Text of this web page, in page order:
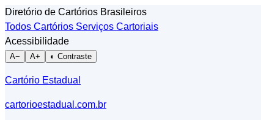
Diretório de Cartórios Brasileiros
Todos Cartórios Serviços Cartoriais
Acessibilidade
A− A+ ◐ Contraste
Cartório Estadual
cartorioestadual.com.br